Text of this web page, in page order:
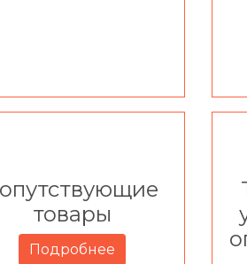
товары
Подробнее